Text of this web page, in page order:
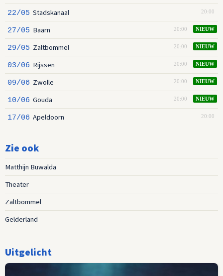
20:00
22/05 Stadskanaal
NIEUW
20:00
27/05 Baarn
NIEUW
20:00
29/05 Zaltbommel
NIEUW
20:00
03/06 Rijssen
NIEUW
20:00
09/06 Zwolle
NIEUW
20:00
10/06 Gouda
20:00
17/06 Apeldoorn
Zie ook
Matthijn Buwalda
Theater
Zaltbommel
Gelderland
Uitgelicht